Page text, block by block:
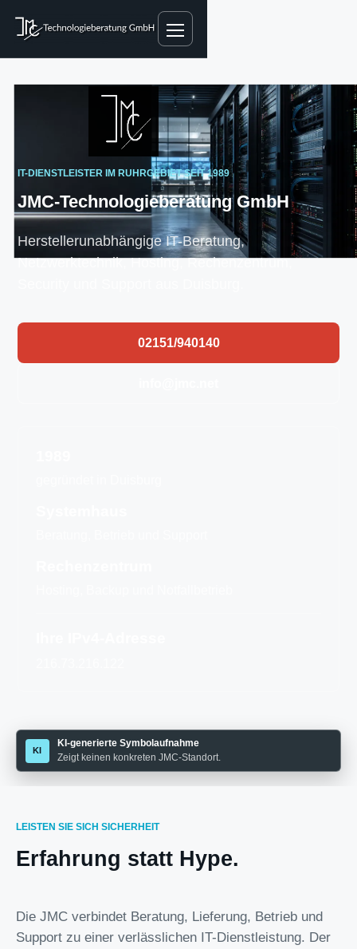
IT-DIENSTLEISTER IM RUHRGEBIET SEIT 1989
JMC-Technologieberatung GmbH
Herstellerunabhängige IT-Beratung,
Netzwerktechnik, Hosting, Rechenzentrum,
02151/940140
KI-generierte Symbolaufnahme
Zeigt keinen konkreten JMC-Standort.
LEISTEN SIE SICH SICHERHEIT
Erfahrung statt Hype.
Die JMC verbindet Beratung, Lieferung, Betrieb und
Support zu einer verlässlichen IT-Dienstleistung. Der